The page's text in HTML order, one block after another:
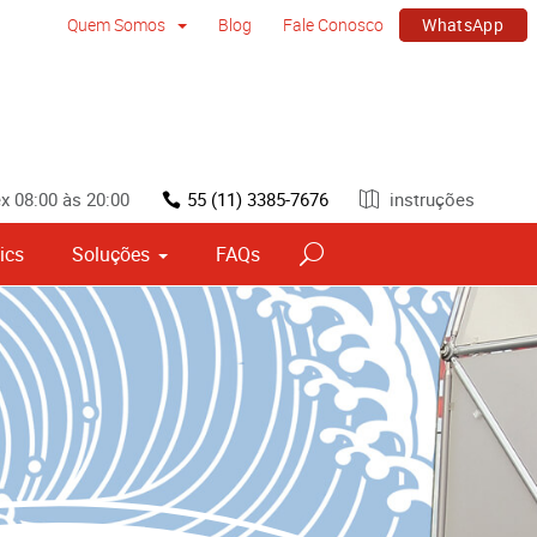
Quem Somos Blog Fale Conosco WhatsApp
08:00 às 20:00 55 (11) 3385-7676 instruções
Soluções FAQs